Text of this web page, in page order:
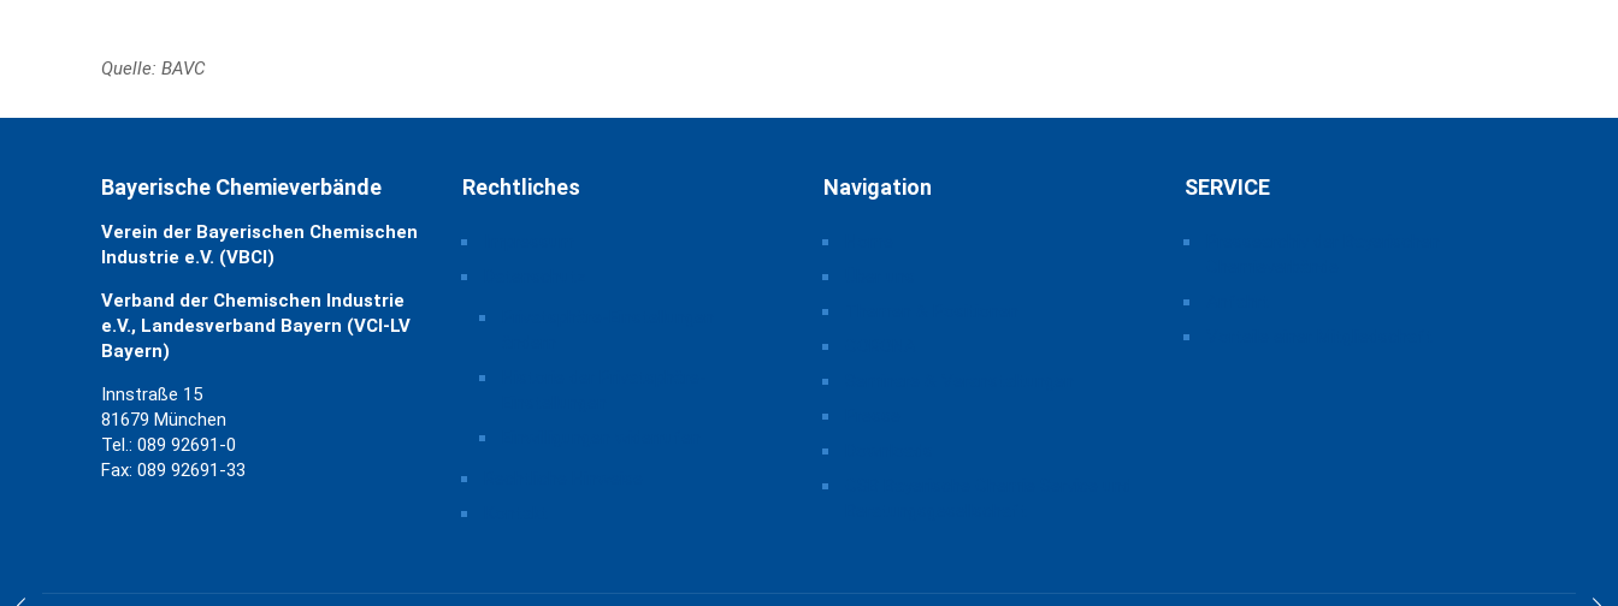
Quelle: BAVC
Bayerische Chemieverbände
Verein der Bayerischen Chemischen
Industrie e.V. (VBCI)
Verband der Chemischen Industrie
e.V., Landesverband Bayern (VCI-LV
Bayern)
Innstraße 15
81679 München
Tel.: 089 92691-0
Fax: 089 92691-33
Rechtliches Navigation SERVICE